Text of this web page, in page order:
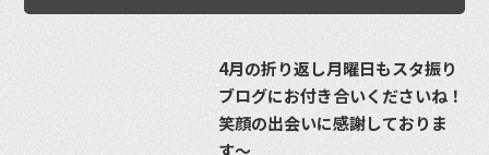
4月の折り返し月曜日もスタ振り
ブログにお付き合いくださいね！
笑顔の出会いに感謝しておりま
す〜